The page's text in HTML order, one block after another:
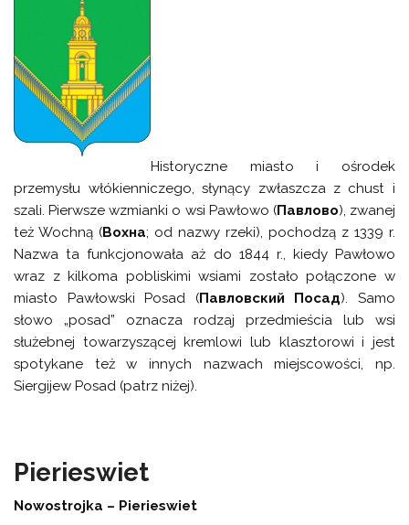
Historyczne miasto i ośrodek
przemysłu włókienniczego, słynący zwłaszcza z chust i
szali. Pierwsze wzmianki o wsi Pawłowo (Павлово), zwanej
też Wochną (Вохна; od nazwy rzeki), pochodzą z 1339 r.
Nazwa ta funkcjonowała aż do 1844 r., kiedy Pawłowo
wraz z kilkoma pobliskimi wsiami zostało połączone w
miasto Pawłowski Posad (Павловский Посад). Samo
słowo „posad” oznacza rodzaj przedmieścia lub wsi
służebnej towarzyszącej kremlowi lub klasztorowi i jest
spotykane też w innych nazwach miejscowości, np.
Siergijew Posad (patrz niżej).
Pierieswiet
Nowostrojka – Pierieswiet